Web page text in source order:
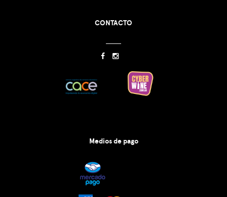
CONTACTO
Medios de pago